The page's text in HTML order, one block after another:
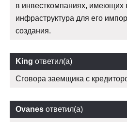
в инвесткомпаниях, имеющих
инфраструктура для его
создания.
King ответил(а)
Сговора заемщика с
Ovanes ответил(а)